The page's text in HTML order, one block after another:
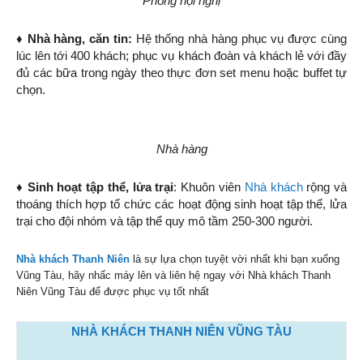
♦ Nhà hàng, căn tin: Hệ thống nhà hàng phục vụ được cùng
lúc lên tới 400 khách; phục vụ khách đoàn và khách lẻ với đầy
đủ các bữa trong ngày theo thực đơn set menu hoặc buffet tự
chọn.
Nhà hàng
♦ Sinh hoạt tập thể, lửa trại: Khuôn viên Nhà kháchrộng và
thoáng thích hợp tổ chức các hoạt động sinh hoạt tập thể, lửa
trại cho đội nhóm và tập thể quy mô tầm 250-300 người.
Nhà khách Thanh Niên là sự lựa chọn tuyệt vời nhất khi bạn xuống
Vũng Tàu, hãy nhấc máy lên và liên hệ ngay với Nhà khách Thanh
Niên Vũng Tàu để được phục vụ tốt nhất
NHÀ KHÁCH THANH NIÊN VŨNG TÀU